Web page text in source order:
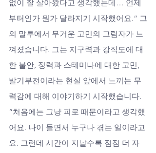
없이 잘 살아왔다고 생각했는데… 언제
부터인가 뭔가 달라지기 시작했어요.” 그
의 말투에서 무거운 고민의 그림자가 느
껴졌습니다. 그는 지구력과 강직도에 대
한 불안, 정력과 스테미나에 대한 고민,
발기부전이라는 현실 앞에서 느끼는 무
력감에 대해 이야기하기 시작했습니다.
“처음에는 그냥 피로 때문이라고 생각했
어요. 나이 들면서 누구나 겪는 일이라고
요. 그런데 시간이 지날수록 점점 더 자